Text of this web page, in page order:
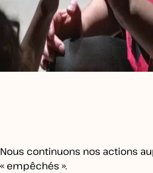
Nous continuons nos actions
« empêchés ».